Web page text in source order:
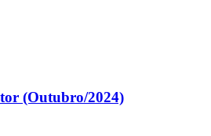
(Outubro/2024)